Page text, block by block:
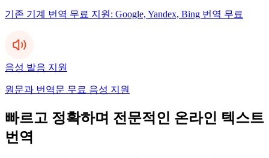
기존 기계 번역 무료 지원: Google, Yandex, Bing 번역 무료
음성 발음 지원
원문과 번역문 무료 음성 지원
빠르고 정확하며 전문적인 온라인 텍스트
번역